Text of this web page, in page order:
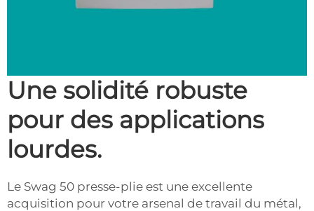
Une solidité robuste
pour des applications
lourdes.
Le Swag 50 presse-plie est une excellente
acquisition pour votre arsenal de travail du métal,